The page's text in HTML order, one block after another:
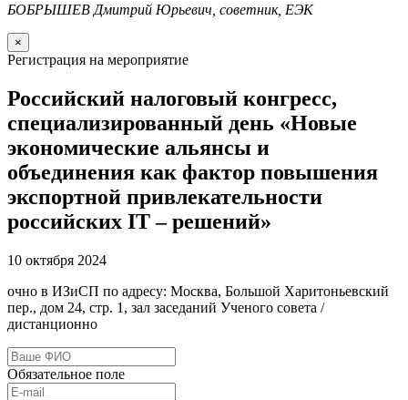
БОБРЫШЕВ Дмитрий Юрьевич, советник, ЕЭК
×
Регистрация на мероприятие
Российский налоговый конгресс,
специализированный день «Новые
экономические альянсы и
объединения как фактор повышения
экспортной привлекательности
российских IT – решений»
10 октября 2024
очно в ИЗиСП по адресу: Москва, Большой Харитоньевский
пер., дом 24, стр. 1, зал заседаний Ученого совета /
дистанционно
Обязательное поле